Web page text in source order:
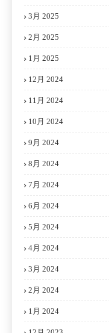
3月 2025
2月 2025
1月 2025
12月 2024
11月 2024
10月 2024
9月 2024
8月 2024
7月 2024
6月 2024
5月 2024
4月 2024
3月 2024
2月 2024
1月 2024